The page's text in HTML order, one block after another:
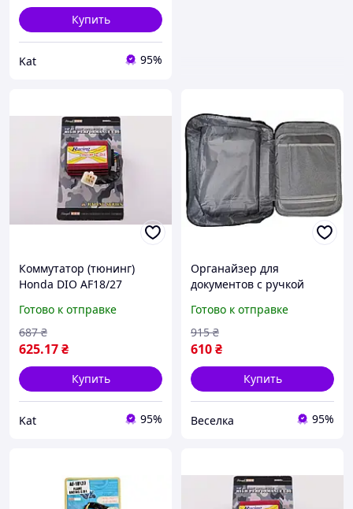
Купить
Kat 95%
Коммутатор (тюнинг)
Honda DIO AF18/27
Готово к отправке
625.17₴
687 ₴
Купить
Kat 95%
Органайзер для
документов с ручкой
стильный для бизнеса и
путешествий 37x27 см
FLAME
Готово к отправке
610₴
915 ₴
Купить
Веселка 95%